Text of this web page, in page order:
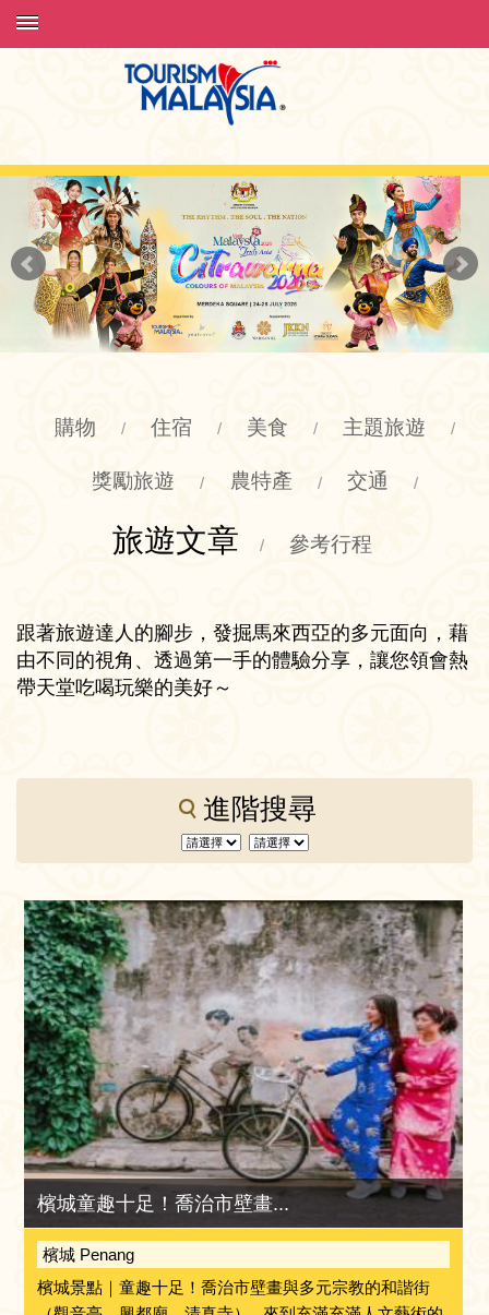
購物 / 住宿 / 美食 / 主題旅遊 /
獎勵旅遊 / 農特產 / 交通 /
旅遊文章 / 參考行程
跟著旅遊達人的腳步，發掘馬來西亞的多元面向，藉
由不同的視角、透過第一手的體驗分享，讓您領會熱
帶天堂吃喝玩樂的美好～
進階搜尋
檳城童趣十足！喬治市壁畫...
檳城 Penang
檳城景點｜童趣十足！喬治市壁畫與多元宗教的和諧街